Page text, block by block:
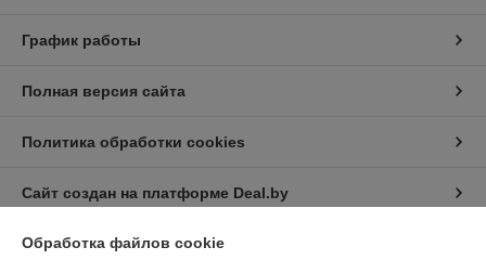
График работы
Полная версия сайта
Политика обработки cookies
Сайт создан на платформе Deal.by
Обработка файлов cookie